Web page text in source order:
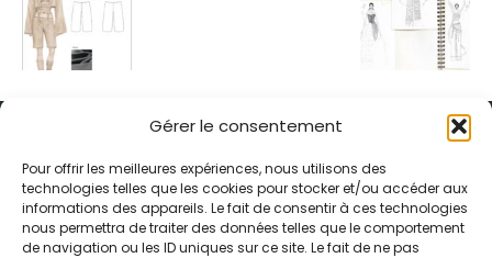
Gérer le consentement
Pour offrir les meilleures expériences, nous utilisons des
technologies telles que les cookies pour stocker et/ou accéder aux
informations des appareils. Le fait de consentir à ces technologies
nous permettra de traiter des données telles que le comportement
de navigation ou les ID uniques sur ce site. Le fait de ne pas
Alternative Média est une agence de relations presse et de
relations publiques basée à Grenoble. Depuis 1995, elle conçoit et